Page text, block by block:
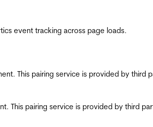
event tracking across page loads.
This pairing service is provided by third
This pairing service is provided by third